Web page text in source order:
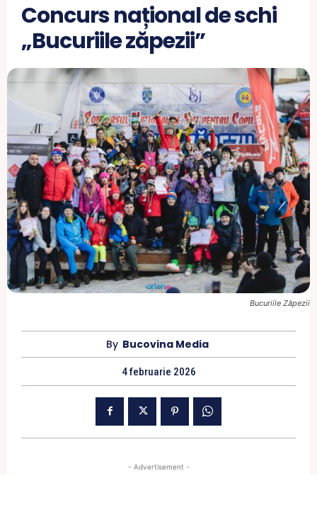
Concurs național de schi
„Bucuriile zăpezii”
Bucuriile Zăpezii
By Bucovina Media
4 februarie 2026
- Advertisement -